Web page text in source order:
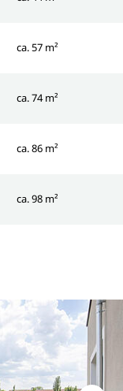
ca. 57 m²
ca. 74 m²
ca. 86 m²
ca. 98 m²